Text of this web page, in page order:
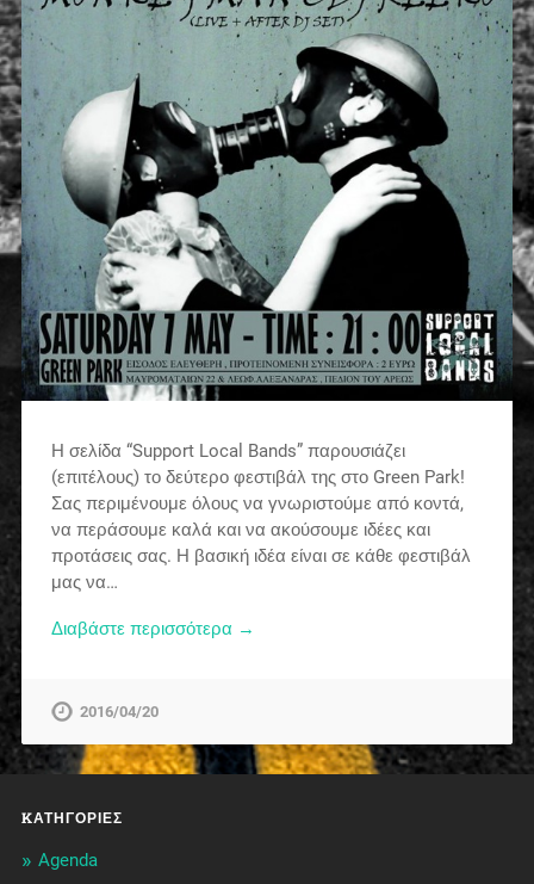
Η σελίδα “Support Local Bands” παρουσιάζει
(επιτέλους) το δεύτερο φεστιβάλ της στο Green Park!
Σας περιμένουμε όλους να γνωριστούμε από κοντά,
να περάσουμε καλά και να ακούσουμε ιδέες και
προτάσεις σας. Η βασική ιδέα είναι σε κάθε φεστιβάλ
μας να…
Διαβάστε περισσότερα →
2016/04/20
KΑΤΗΓΟΡΊΕΣ
Agenda